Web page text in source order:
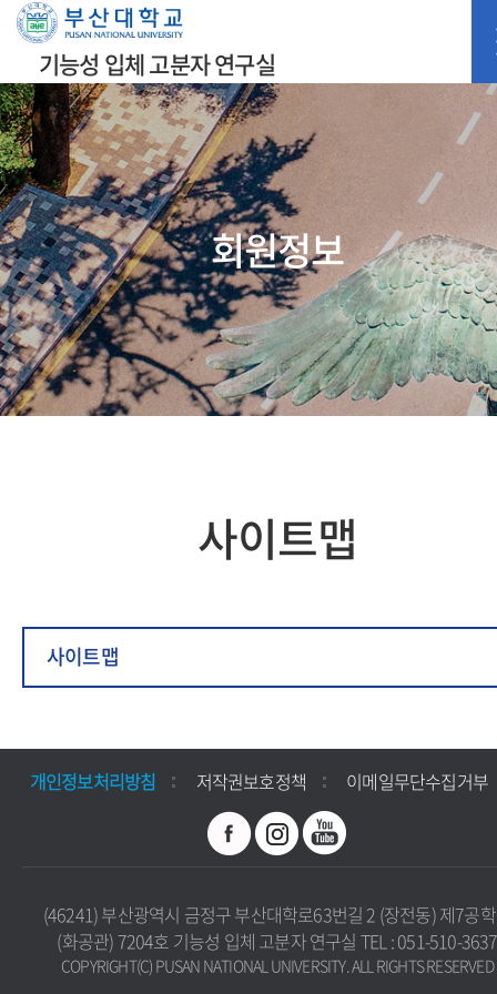
기능성 입체 고분자 연구실
회원정보
사이트맵
사이트맵
개인정보처리방침 저작권보호정책 이메일무단수집거부
(46241) 부산광역시 금정구 부산대학로63번길 2 (장전동) 제7공
(화공관) 7204호 기능성 입체 고분자 연구실 TEL : 051-510-3637
COPYRIGHT(C) PUSAN NATIONAL UNIVERSITY. ALL RIGHTS RESERVED